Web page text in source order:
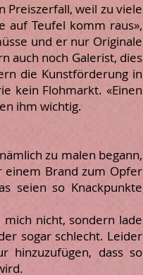
Preiszerfall,weil zu viele
auf Teufel komm raus»,
und er nur Originale
auch noch Galerist, dies
die Kunstförderung in
kein Flohmarkt. «Einen
ihm wichtig.
zu malen begann,
einem Brand zum Opfer
seien so Knackpunkte
nicht, sondern lade
sogar schlecht. Leider
hinzuzufügen, dass so